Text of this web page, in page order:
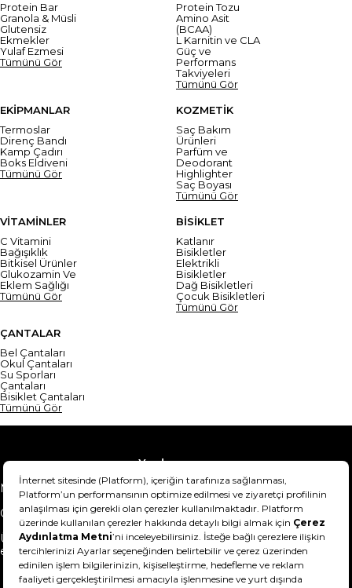
Protein Bar
Granola & Müsli
Glutensiz
Ekmekler
Yulaf Ezmesi
Tümünü Gör
Protein Tozu
Amino Asit
(BCAA)
L Karnitin ve CLA
Güç ve
Performans
Takviyeleri
Tümünü Gör
EKİPMANLAR
Termoslar
Direnç Bandı
Kamp Çadırı
Boks Eldiveni
Tümünü Gör
KOZMETİK
Saç Bakım
Ürünleri
Parfüm ve
Deodorant
Highlighter
Saç Boyası
Tümünü Gör
VİTAMİNLER
C Vitamini
Bağışıklık
Bitkisel Ürünler
Glukozamin Ve
Eklem Sağlığı
Tümünü Gör
BİSİKLET
Katlanır
Bisikletler
Elektrikli
Bisikletler
Dağ Bisikletleri
Çocuk Bisikletleri
Tümünü Gör
ÇANTALAR
Bel Çantaları
Okul Çantaları
Su Sporları
Çantaları
Bisiklet Çantaları
Tümünü Gör
Yardım
Mesafeli Satış Sözleşmesi
Teslimat Bilgisi
Gizlilik Sözleşmesi
Şartlar & Koşullar
Ürünümü nasıl iade
edebilirim?
Hakkımızda